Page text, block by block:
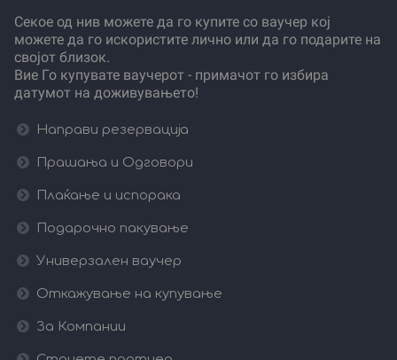
Секое од нив можете да го купите со ваучер кој
можете да го искористите лично или да го подарите на
својот близок.
Вие Го купувате ваучерот - примачот го избира
датумот на доживувањето!
Направи резервација
Прашања и Одговори
Плаќање и испорака
Подарочно пакување
Универзален ваучер
Откажување на купување
За Компании